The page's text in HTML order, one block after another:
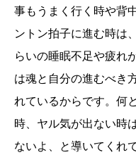
事もうまく行く時や背
ントン拍子に進む時は
らいの睡眠不足や疲れ
は魂と自分の進むべき
れているからです。何
時、ヤル気が出ない時
ないよ、と導いてくれ